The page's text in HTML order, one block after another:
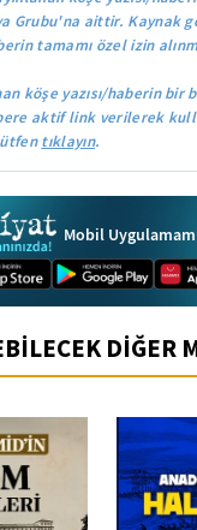
Grubu'na aittir. Kaynak
tamamı özel izin
köşe yazısı/haberin bir
aktif link verilerek
tıklayın.
Mobil
DİĞER